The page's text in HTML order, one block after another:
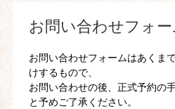
閉じる
お問い合わせフォ
お問い合わせフォームはあくま
けするもので、
お問い合わせの後、正式予約の
と予めご了承ください。